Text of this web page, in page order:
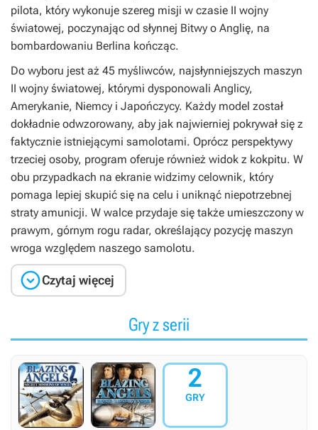
pilota, który wykonuje szereg misji w czasie II wojny
światowej, poczynając od słynnej Bitwy o Anglię, na
bombardowaniu Berlina kończąc.
Do wyboru jest aż 45 myśliwców, najsłynniejszych maszyn
II wojny światowej, którymi dysponowali Anglicy,
Amerykanie, Niemcy i Japończycy. Każdy model został
dokładnie odwzorowany, aby jak najwierniej pokrywał się z
faktycznie istniejącymi samolotami. Oprócz perspektywy
trzeciej osoby, program oferuje również widok z kokpitu. W
obu przypadkach na ekranie widzimy celownik, który
pomaga lepiej skupić się na celu i uniknąć niepotrzebnej
straty amunicji. W walce przydaje się także umieszczony w
prawym, górnym rogu radar, określający pozycję maszyn
wroga względem naszego samolotu.
Czytaj więcej
Gry z serii
2
GRY